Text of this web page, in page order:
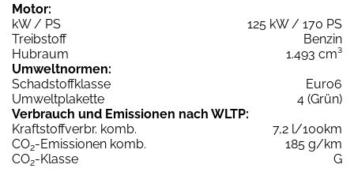
Motor:
kW / PS
125 kW / 170 PS
Treibstoff
Benzin
Hubraum
1.493 cm³
Umweltnormen:
Schadstoffklasse
Euro6
Umweltplakette
4 (Grün)
Verbrauch und Emissionen nach WLTP:
Kraftstoffverbr. komb.
7,2 l/100km
CO2-Emissionen komb.
185 g/km
CO2-Klasse
G